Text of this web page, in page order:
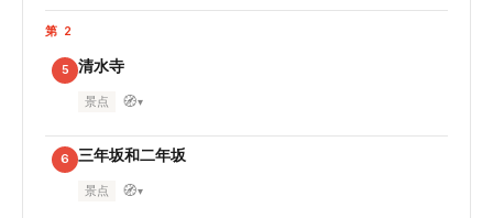
第 2
5 清水寺
景点 🧭▾
6 三年坂和二年坂
景点 🧭▾